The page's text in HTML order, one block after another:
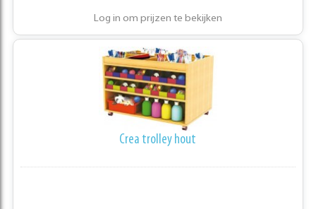
Log in om prijzen te bekijken
Crea trolley hout